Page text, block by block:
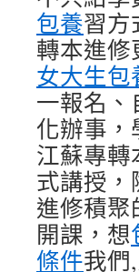
包養習方
轉本進
女大生包
一報名、
化辦事
江蘇專
式講授，
進修積
開課，想
條件我們